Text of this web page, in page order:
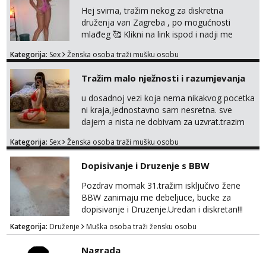
Hej svima, tražim nekog za diskretna
druženja van Zagreba , po mogućnosti
mlađeg 🥰 Klikni na link ispod i nadji me
Kategorija: Sex Ženska osoba traži mušku osobu
Tražim malo nježnosti i razumjevanja
u dosadnoj vezi koja nema nikakvog pocetka
ni kraja,jednostavno sam nesretna. sve
dajem a nista ne dobivam za uzvrat.trazim
trazim puno samo malo njeznosti i
poljupce po tijelu koji me jako
pale,obozavam kad muskarac preuzme
kontrolu . javi se :) Klikni na link ispod i nadji
me tamo, cekam te!
Kategorija: Sex Ženska osoba traži mušku osobu
Dopisivanje i Druzenje s BBW
Pozdrav momak 31.tražim isključivo žene
BBW zanimaju me debeljuce, bucke za
dopisivanje i Druzenje.Uredan i diskretan!!!
Kategorija: Druženje Muška osoba traži žensku osobu
Nagrada